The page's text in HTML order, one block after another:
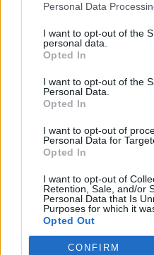
Personal Data
I want to opt-out of the
personal data.
Opted In
I want to opt-out of the
Personal Data.
Opted In
I want to opt-out of
Personal Data for
Opted In
I want to opt-out of
Retention, Sale, and/or
Personal Data that Is
Purposes for which it
Opted Out
CONFIRM
Egy
Sándor